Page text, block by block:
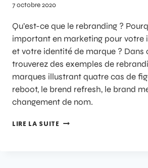
7 octobre 2020
Qu’est-ce que le rebranding ?
important en marketing pour votre
et votre identité de marque ? Dans
trouverez des exemples de
marques illustrant quatre cas de
reboot, le brend refresh, le brand
changement de nom.
LIRE LA SUITE